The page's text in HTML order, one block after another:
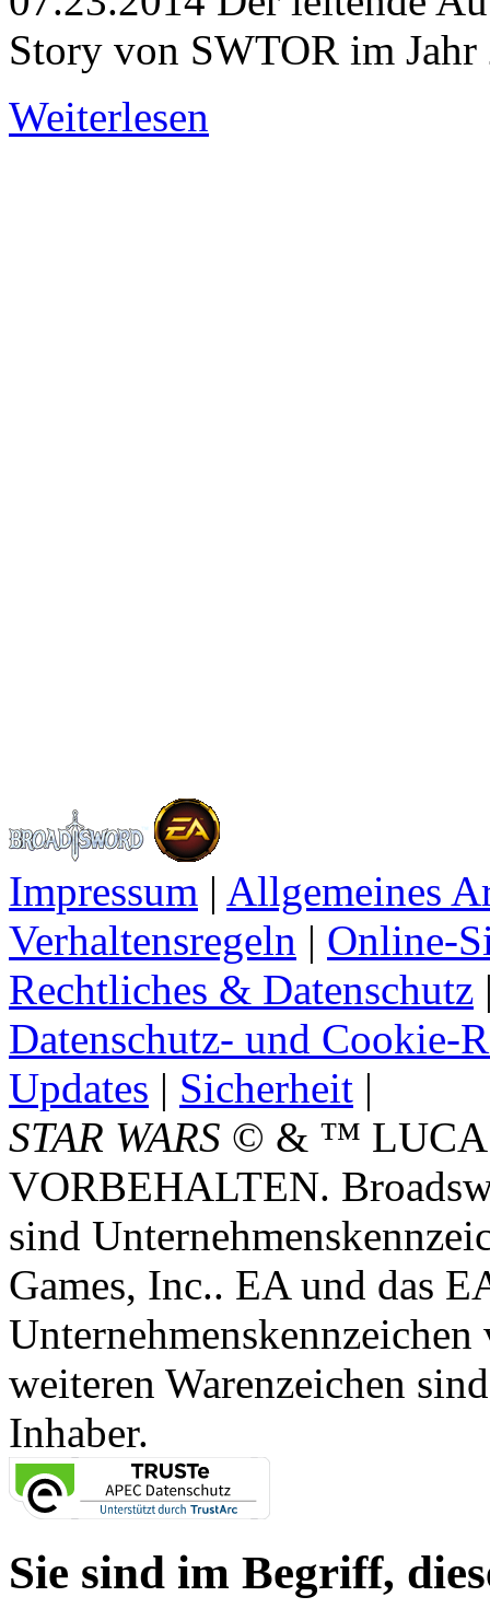
Story von SWTOR im
Weiterlesen
Impressum | Allgemeines
Verhaltensregeln | Online-
Rechtliches & Datenschutz
Datenschutz- und Cookie-
Updates | Sicherheit |
STAR WARS © & ™
VORBEHALTEN.
sind
Games, Inc.. EA und das
weiteren Warenzeichen
Inhaber.
Sie sind im Begriff,